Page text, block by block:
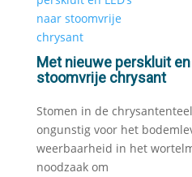
Met nieuwe perskluit en
stoomvrije chrysant
Stomen in de
ongunstig voor het
weerbaarheid in het
noodzaak om